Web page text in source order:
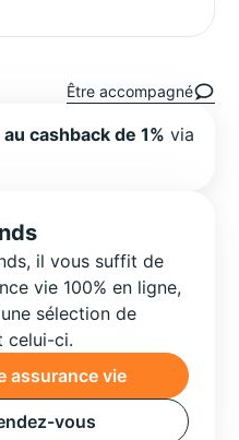
Être accompagné
cashback de 1% via
il vous suffit de
vie 100% en ligne,
sélection de
celui-ci.
assurance vie
vous